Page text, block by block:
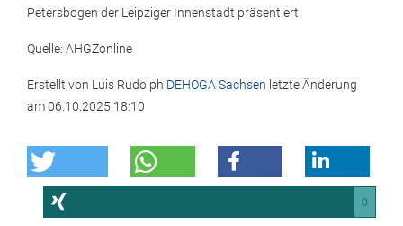
Petersbogen der Leipziger Innenstadt präsentiert.
Quelle: AHGZonline
Erstellt von Luis Rudolph DEHOGA Sachsen letzte Änderung
am06.10.2025 18:10
0